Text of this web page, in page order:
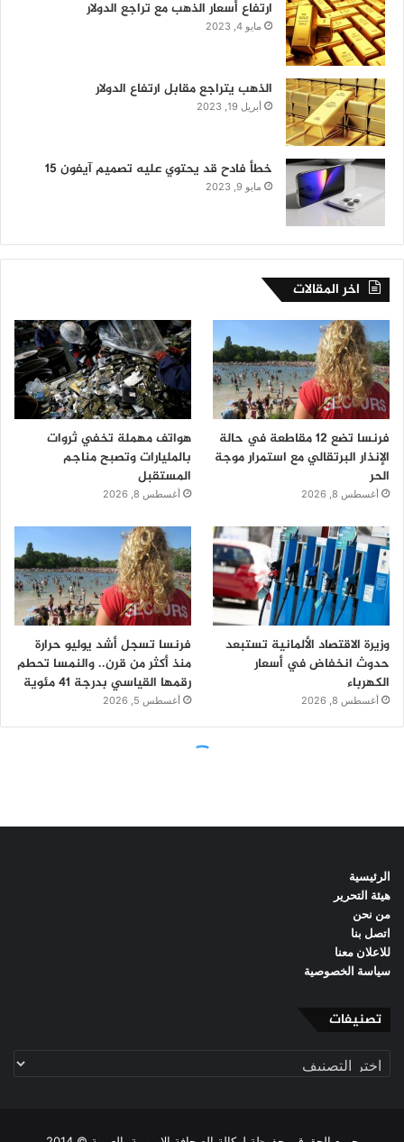
الرئيسية
هيئة التحرير
من نحن
اتصل بنا
للاعلان معنا
سياسة الخصوصية
تصنيفات
تصنيفات